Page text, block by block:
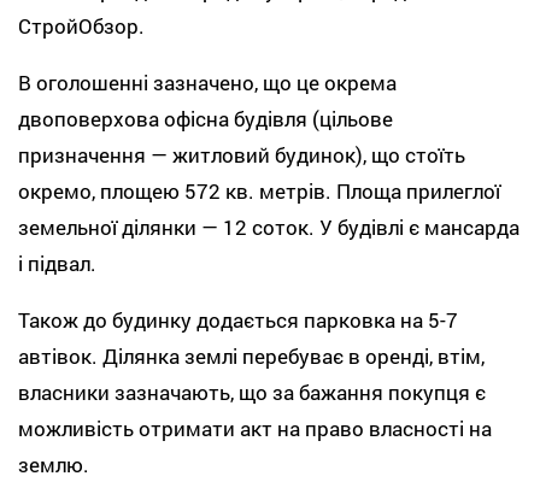
СтройОбзор.
В оголошенні зазначено, що це окрема
двоповерхова офісна будівля (цільове
призначення — житловий будинок), що стоїть
окремо, площею 572 кв. метрів. Площа прилеглої
земельної ділянки — 12 соток. У будівлі є мансарда
і підвал.
Також до будинку додається парковка на 5-7
автівок. Ділянка землі перебуває в оренді, втім,
власники зазначають, що за бажання покупця є
можливість отримати акт на право власності на
землю.